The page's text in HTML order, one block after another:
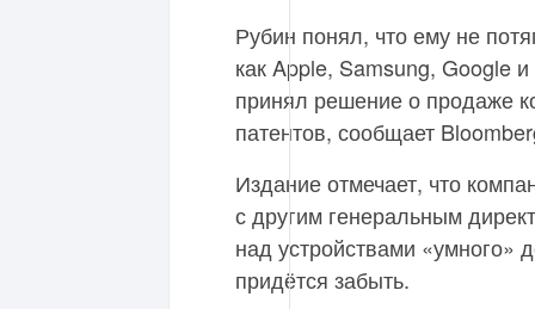
Рубин понял, что ему не
как Apple, Samsung, Google
принял решение о продаже
патентов, сообщает
Издание отмечает, что
с другим генеральным
над устройствами
придётся забыть.